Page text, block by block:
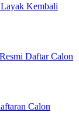
Kembali
Daftar Calon
Calon